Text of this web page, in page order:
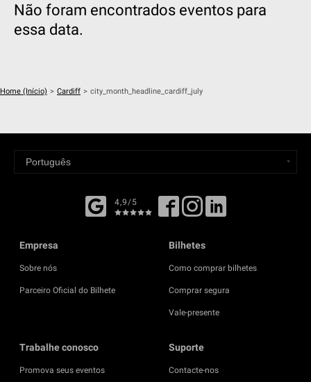
Não foram encontrados eventos para
essa data.
Home (Início) > Cardiff > city_month_headline_cardiff_july
4,9/5
Empresa
Sobre nós
Parceiro Oficial do Bilhete
Bilhetes
Como comprar bilhetes
Comprar segura
Vale-presente
Trabalhe conosco
Promova seus eventos
Suporte
Contacte-nos